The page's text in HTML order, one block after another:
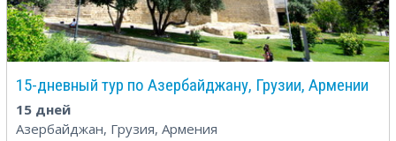
15-дневный тур по Азербайджану, Грузии, Армении
15 дней
Азербайджан, Грузия, Армения